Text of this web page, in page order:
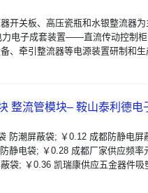
开关板、高压瓷瓶和水银整流器
力电子成套装置——直流传动控制
、牵引整流器等电源装置研制和
整流管模块– 鞍山泰利德
防潮屏蔽袋; ￥0.12 成都防静电屏
静电袋; ￥0.28 成都厂家供应频率
袋; ￥0.36 凯瑞康供应五金器件吸